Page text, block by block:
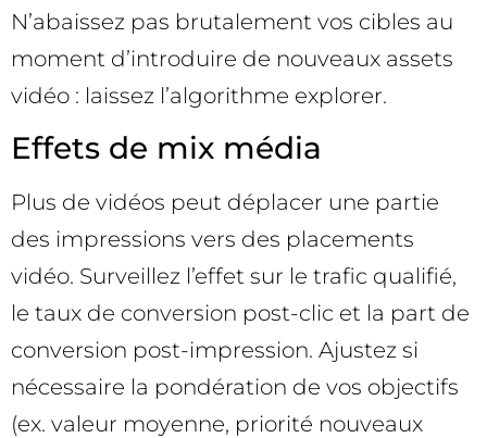
N’abaissez pas brutalement vos cibles au
moment d’introduire de nouveaux assets
vidéo : laissez l’algorithme explorer.
Effets de mix média
Plus de vidéos peut déplacer une partie
des impressions vers des placements
vidéo. Surveillez l’effet sur le trafic qualifié,
le taux de conversion post-clic et la part de
conversion post-impression. Ajustez si
nécessaire la pondération de vos objectifs
(ex. valeur moyenne, priorité nouveaux